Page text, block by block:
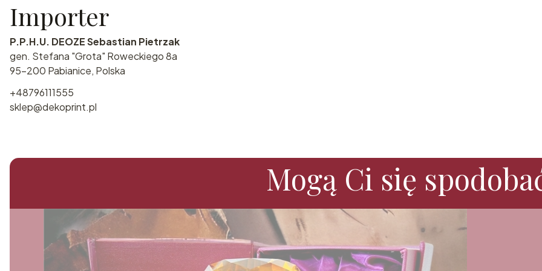
Importer
P.P.H.U. DEOZE Sebastian Pietrzak
gen. Stefana "Grota" Roweckiego 8a
95-200 Pabianice, Polska
+48796111555
sklep@dekoprint.pl
Mogą Ci się